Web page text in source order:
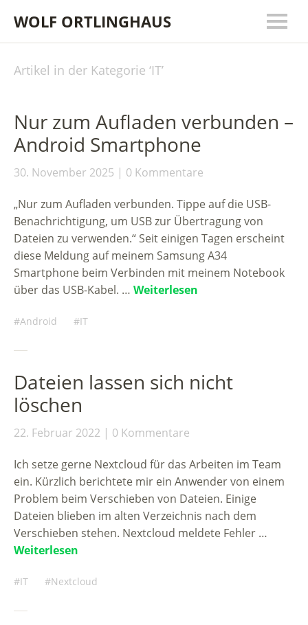
WOLF ORTLINGHAUS
Artikel in der Kategorie ‘IT’
Nur zum Aufladen verbunden –
Android Smartphone
30. November 2025 0 Kommentare
„Nur zum Aufladen verbunden. Tippe auf die USB-
Benachrichtigung, um USB zur Übertragung von
Dateien zu verwenden.“ Seit einigen Tagen erscheint
diese Meldung auf meinem Samsung A34
Smartphone beim Verbinden mit meinem Notebook
über das USB-Kabel. … Weiterlesen
Android IT
Dateien lassen sich nicht
löschen
22. Februar 2022 0 Kommentare
Ich setze gerne Nextcloud für das Arbeiten im Team
ein. Kürzlich berichtete mir ein Anwender von einem
Problem beim Verschieben von Dateien. Einige
Dateien blieben im alten Verzeichnis nach dem
Verschieben stehen. Nextcloud meldete Fehler …
Weiterlesen
IT Nextcloud